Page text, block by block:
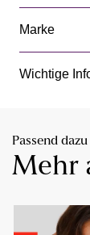
Marke
Wichtige
Passend dazu
Mehr